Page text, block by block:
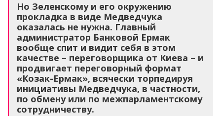
Но Зеленскому и его окружению
прокладка в виде Медведчука
оказалась не нужна. Главный
администратор Банковой Ермак
вообще спит и видит себя в этом
качестве – переговорщика от Киева – и
продвигает переговорный формат
«Козак-Ермак», всячески торпедируя
инициативы Медведчука, в частности,
по обмену или по межпарламентскому
сотрудничеству.